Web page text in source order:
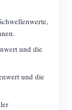
und die
und die